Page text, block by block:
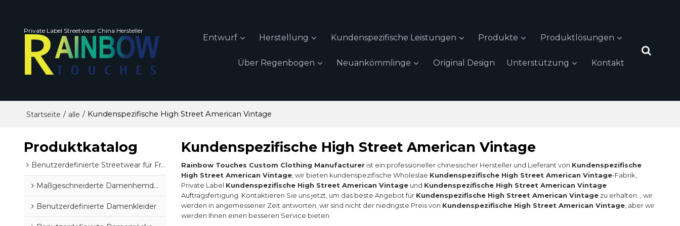
Private Label Streetwear China Hersteller
Entwurf Herstellung Kundenspezifische Leistungen Produkte Produktlösungen
Über Regenbogen Neuankömmlinge Original Design Unterstützung Kontakt
Startseite / alle / Kundenspezifische High Street American Vintage
Produktkatalog
Benutzerdefinierte Streetwear für Frauen
Maßgeschneiderte Damenhemden und -blusen
Benutzerdefinierte Damenkleider
Kundenspezifische High Street American Vintage
Rainbow Touches Custom Clothing Manufacturer ist ein professioneller chinesischer Hersteller und Lieferant von Kundenspezifische
High Street American Vintage, wir bieten kundenspezifische Wholeslae Kundenspezifische High Street American Vintage-Fabrik,
Private Label Kundenspezifische High Street American Vintage und Kundenspezifische High Street American Vintage
Auftragsfertigung. Kontaktieren Sie uns jetzt, um das beste Angebot für Kundenspezifische High Street American Vintage zu erhalten. , wir
werden in angemessener Zeit antworten, wir sind nicht der niedrigste Preis von Kundenspezifische High Street American Vintage, aber wir
werden Ihnen einen besseren Service bieten.